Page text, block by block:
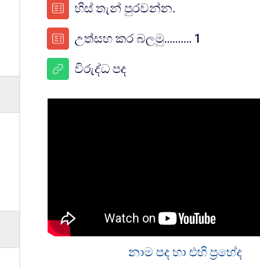
හිස් තැන් පුරවන්න.
උත්සහ කර බලමු.......... 1
විරුද්ධ පදයු ආර් එල්
නාම පද හා එහි ප්‍රභේද